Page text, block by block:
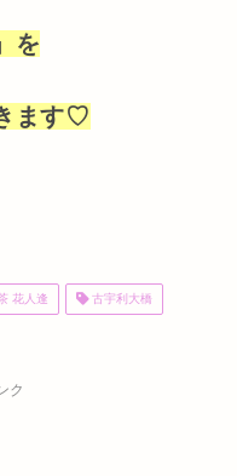
を
ます♡
花人逢 古宇利大橋
ク